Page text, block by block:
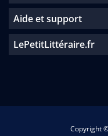
Aide et support
LePetitLittéraire.fr
Copyright